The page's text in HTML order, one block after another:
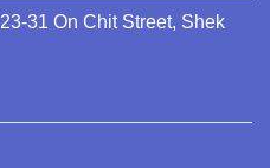
31 On Chit Street, Shek